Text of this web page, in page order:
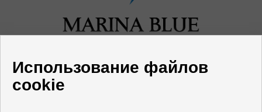
Использование файлов
cookie